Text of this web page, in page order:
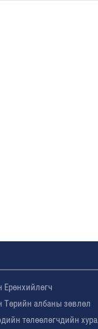
Төрийн албаны зөвлөл
төлөөлөгчдийн